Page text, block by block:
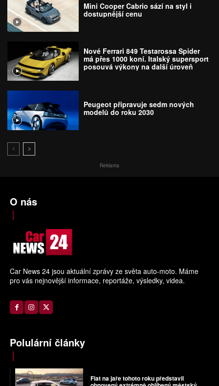
Mini Cooper Cabrio sází na styl i
dostupnější cenu
Nové Ferrari 849 Testarossa Spider
má přes 1000 koní. Italský supersport
posouvá výkony na další úroveň
Peugeot připravuje sedm nových
modelů do roku 2030
Reklama
O nás
Car News 24 jsou aktuální zprávy ze světa auto-moto. Máme
pro vás nejnovější informace, reportáže, výsledky, videa.
Polulární články
Fiat na jaře tohoto roku představil